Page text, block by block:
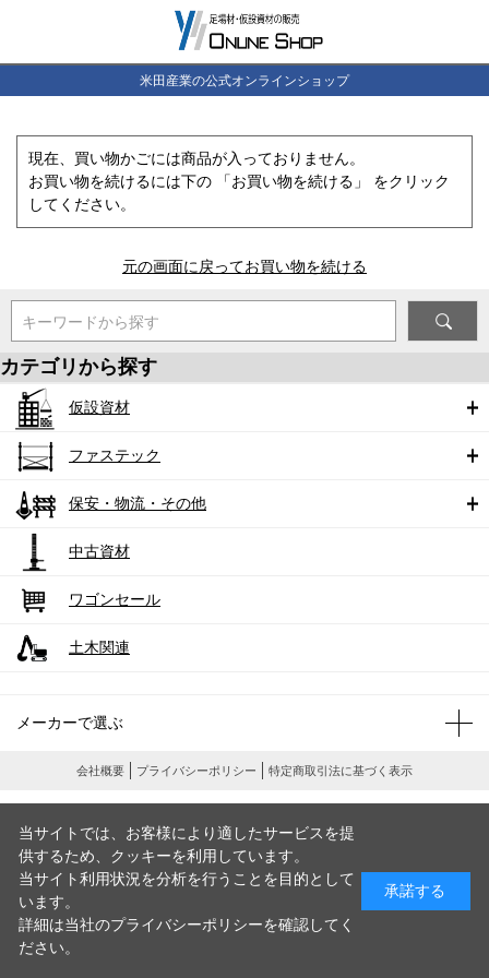
米田産業の公式オンラインショップ
現在、買い物かごには商品が入っておりません。
お買い物を続けるには下の 「お買い物を続ける」 をクリック
してください。
元の画面に戻ってお買い物を続ける
キーワードから探す
カテゴリから探す
仮設資材
ファステック
保安・物流・その他
中古資材
ワゴンセール
土木関連
メーカーで選ぶ
会社概要 プライバシーポリシー 特定商取引法に基づく表示
当サイトでは、お客様により適したサービスを提
供するため、クッキーを利用しています。
当サイト利用状況を分析を行うことを目的として
います。
詳細は当社のプライバシーポリシーを確認してく
ださい。
承諾する